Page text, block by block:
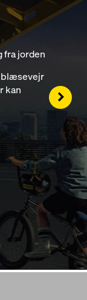
fra jorden
blæsevejr
kan
Right